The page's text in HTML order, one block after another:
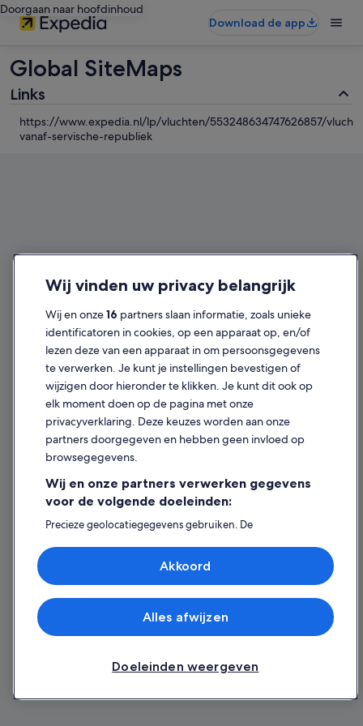
Doorgaan naar hoofdinhoud
Download de app
Global SiteMaps
Links
https://www.expedia.nl/lp/vluchten/553248634747626857/
vanaf-servische-republiek
Wij vinden uw privacy belangrijk
Wij en onze16 partners slaan informatie, zoals unieke
identificatoren in cookies, op een apparaat op, en/of
lezen deze van een apparaat in om persoonsgegevens
te verwerken. Je kunt je instellingen bevestigen of
wijzigen door hieronder te klikken. Je kunt dit ook op
elk moment doen op de pagina met onze
privacyverklaring. Deze keuzes worden aan onze
partners doorgegeven en hebben geen invloed op
browsegegevens.
Wij en onze partners verwerken gegevens
voor de volgende doeleinden:
Precieze geolocatiegegevens gebruiken. De
Informatie op een apparaat opslaan en/of openen.
Gepersonaliseerde advertenties en content, advertentie-
en contentmetingen, doelgroepenonderzoek en
Partnerlijst (derden)
Doeleinden weergeven
Alles afwijzen
Akkoord